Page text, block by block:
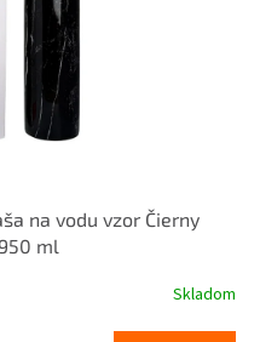
na vodu vzor Čierny
ml
Skladom